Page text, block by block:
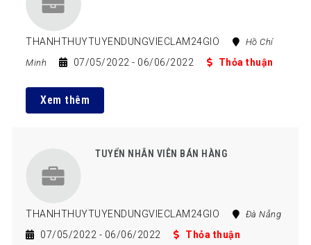
THANHTHUYTUYENDUNGVIECLAM24GIO
Hồ Chí
Minh
07/05/2022- 06/06/2022 Thỏa thuận
Xem thêm
TUYỂN NHÂN VIÊN BÁN HÀNG
THANHTHUYTUYENDUNGVIECLAM24GIO Đà Nẵng
07/05/2022 - 06/06/2022 Thỏa thuận